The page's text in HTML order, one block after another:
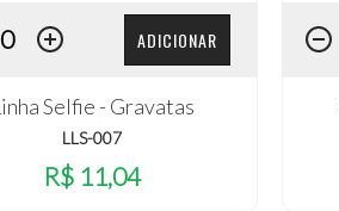
ADICIONAR
Selfie - Gravatas
LLS-007
R$ 11,04